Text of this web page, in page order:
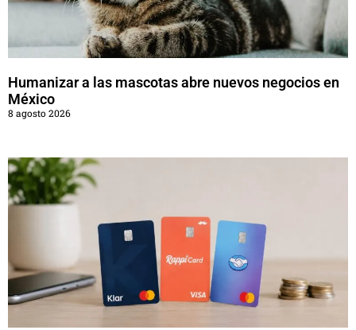
Humanizar a las mascotas abre nuevos negocios en
México
8 agosto 2026